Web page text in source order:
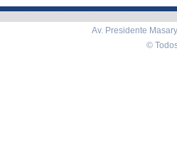
Av. Presidente
©